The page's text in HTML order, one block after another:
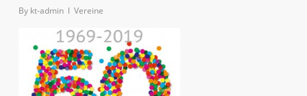
By kt-admin Vereine